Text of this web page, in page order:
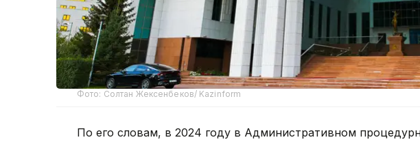
Фото: Солтан Жексенбеков/ Kazinform
По его словам, в 2024 году в Административном